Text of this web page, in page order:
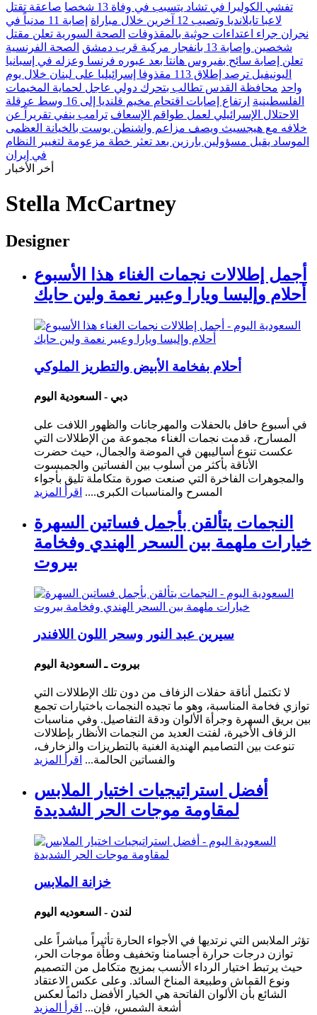
تفشي الكوليرا في تشاد يتسبب في وفاة 13 شخصا
صاعقة تقتل
لاعبا تايلانديا وتصيب 12 آخرين خلال مباراة
إصابة 11 مدنياً في
نجران جراء اعتداءات حوثية بالمقذوفات الصحة السورية تعلن مقتل
شخصين وإصابة 13 بانفجار مركبة قرب دمشق
الصحة الفرنسية
تعلن إصابة سائح بفيروس هانتا بعد عبوره فرنسا وعزله في إسبانيا
اليونيفيل ترصد إطلاق 113 مقذوفا إسرائيليا على لبنان خلال يوم
واحد محافظة القدس تطالب بتحرك دولي عاجل لحماية المخيمات
الفلسطينية
ارتفاع إصابات اقتحام مخيم قلنديا إلى 16 وسط عرقلة
الاحتلال الإسرائيلي لعمل طواقم الإسعاف ترامب ينفي تقريراً عن
خلافه مع هيجسيث ويصف مزاعم واشنطن بوست بالخيانة العظمى
الموساد يقيل مسؤولين بارزين بعد تعثر خطة مزعومة لتغيير النظام
في إيران
أخر الأخبار
Stella McCartney
Designer
أجمل إطلالات نجمات الغناء هذا الأسبوع
أحلام وإليسا ويارا وعبير نعمة ولين حايك
أحلام بفخامة الأبيض والتطريز الملوكي
دبي - السعودية اليوم
في أسبوع حافل بالحفلات والمهرجانات والظهور اللافت على
المسارح، قدمت نجمات الغناء مجموعة من الإطلالات التي
عكست تنوع أساليبهن في الموضة والجمال، حيث حضرت
الأناقة بأكثر من أسلوب بين الفساتين والجمبسوت
والمجوهرات الفاخرة التي صنعت صورة متكاملة تليق بأجواء
المسرح والمناسبات الكبرى.... اقرأ المزيد
النجمات يتألقن بأجمل فساتين السهرة
خيارات ملهمة بين السحر الهندي وفخامة
بيروت
سيرين عبد النور وسحر اللون اللافندر
بيروت ـ السعودية اليوم
لا تكتمل أناقة حفلات الزفاف من دون تلك الإطلالات التي
توازي فخامة المناسبة، وهو ما تجيده النجمات باختيارات تجمع
بين بريق السهرة وجرأة الألوان ودقة التفاصيل. وفي مناسبات
الزفاف الأخيرة، لفتت العديد من النجمات الأنظار بإطلالات
تنوعت بين التصاميم الهندية الغنية بالتطريزات والزخارف،
والفساتين الحالمة... اقرأ المزيد
أفضل استراتيجيات اختيار الملابس
لمقاومة موجات الحر الشديدة
خزانة الملابس
لندن - السعوديه اليوم
تؤثر الملابس التي نرتديها في الأجواء الحارة تأثيراً مباشراً على
توازن درجات حرارة أجسامنا وتخفيف وطأة موجات الحر،
حيث يرتبط اختيار الرداء الأنسب بمزيج متكامل من التصميم
ونوع القماش وطبيعة المناخ السائد. وعلى عكس الاعتقاد
الشائع بأن الألوان الفاتحة هي الخيار الأفضل دائماً لعكس
أشعة الشمس، فإن... اقرأ المزيد